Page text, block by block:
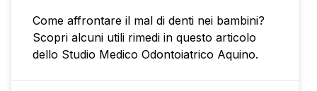
Come affrontare il mal di denti nei bambini?
Scopri alcuni utili rimedi in questo articolo
dello Studio Medico Odontoiatrico Aquino.